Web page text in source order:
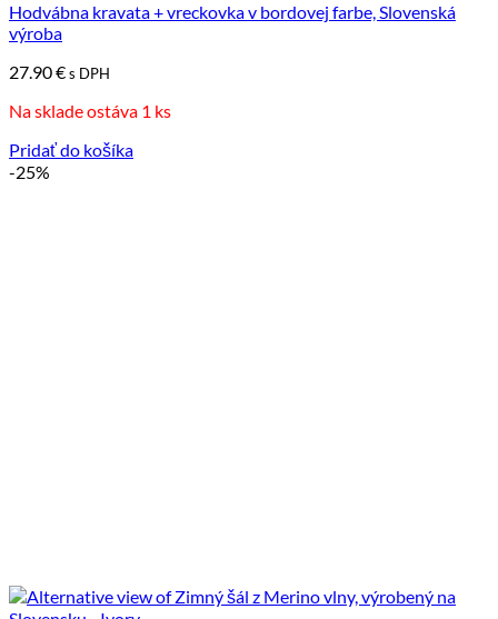
Hodvábna kravata + vreckovka v bordovej farbe, Slovenská
výroba
27.90€s DPH
Na sklade ostáva 1 ks
Pridať do košíka
-25%